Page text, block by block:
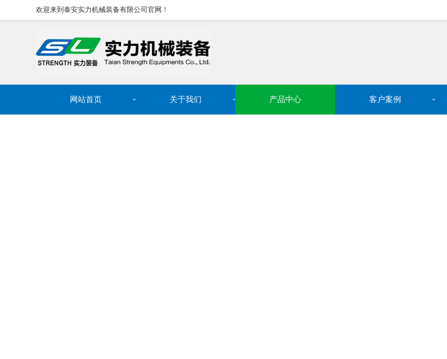
欢迎来到泰安实力机械装备有限公司官网！
网站首页 关于我们 产品中心 客户案例